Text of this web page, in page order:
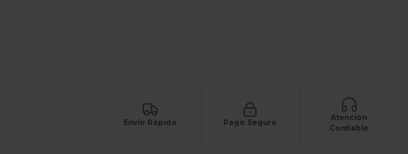
Envío Rápido Pago Seguro
Atención
Confiable